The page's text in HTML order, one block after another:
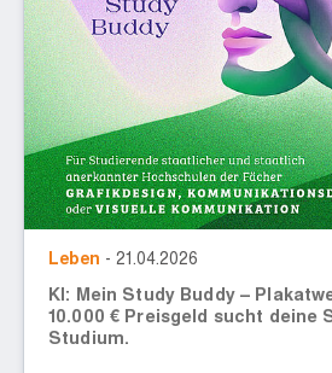
Leben - 21.04.2026
KI: Mein Study Buddy –
10.000 € Preisgeld sucht deine
Studium.